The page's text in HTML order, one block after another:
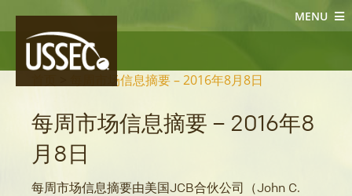
MENU
大豆新闻
每周市场信息摘要 – 2016年8月8日
每周市场信息摘要 – 2016年8
月8日
每周市场信息摘要由美国JCB合伙公司（John C.